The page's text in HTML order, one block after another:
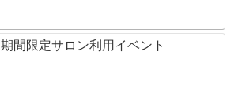
期間限定サロン利用イベント